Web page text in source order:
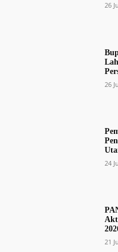
26
26
24
21